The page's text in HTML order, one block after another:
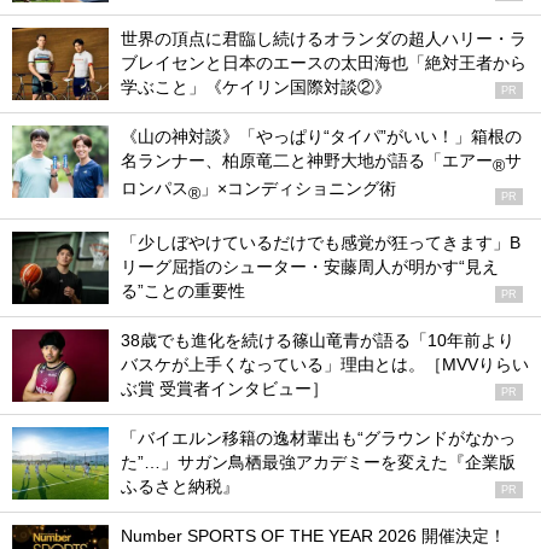
世界の頂点に君臨し続けるオランダの超人ハリー・ラ
ブレイセンと日本のエースの太田海也「絶対王者から
学ぶこと」《ケイリン国際対談②》
PR
《山の神対談》「やっぱり“タイパ”がいい！」箱根の
名ランナー、柏原竜二と神野大地が語る「エアー®サ
ロンパス® 」×コンディショニング術 PR
「少しぼやけているだけでも感覚が狂ってきます」B
リーグ屈指のシューター・安藤周人が明かす“見え
る”ことの重要性
PR
38歳でも進化を続ける篠山竜青が語る「10年前より
バスケが上手くなっている」理由とは。［MVVりらい
ぶ賞 受賞者インタビュー］
PR
「バイエルン移籍の逸材輩出も“グラウンドがなかっ
た”…」サガン鳥栖最強アカデミーを変えた『企業版
ふるさと納税』
PR
Number SPORTS OF THE YEAR 2026 開催決定！